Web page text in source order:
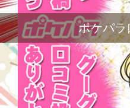
ポケパ